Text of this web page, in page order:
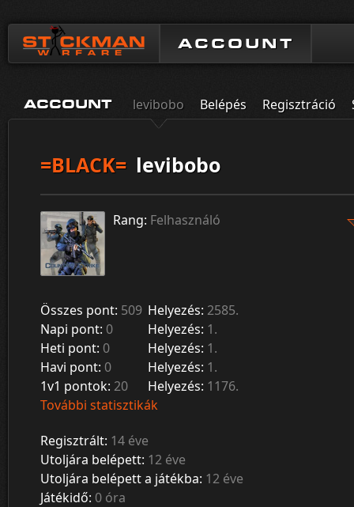
ACCOUNT
ACCOUNT levibobo Belépés Regisztráció
=BLACK= levibobo
Rang: Felhasználó
Összes pont: 509 Helyezés: 2585.
Napi pont: 0 Helyezés: 1.
Heti pont: 0 Helyezés: 1.
Havi pont: 0 Helyezés: 1.
1v1 pontok: 20 Helyezés: 1176.
További statisztikák
Regisztrált: 14 éve
Utoljára belépett: 12 éve
Utoljára belépett a játékba: 12 éve
Játékidő: 0 óra